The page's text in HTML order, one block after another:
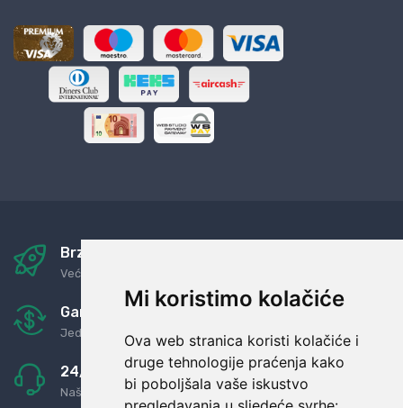
Mi koristimo kolačiće
Ova web stranica koristi kolačiće i
druge tehnologije praćenja kako
bi poboljšala vaše iskustvo
Brza i sigurna dostava
Već za nekoliko dana kod vas
Garancija u povrat novaca
Jednostavno pravilo: Roba za novac
24/7 odlična podrška
Naši agenti uvijek na raspolaganju